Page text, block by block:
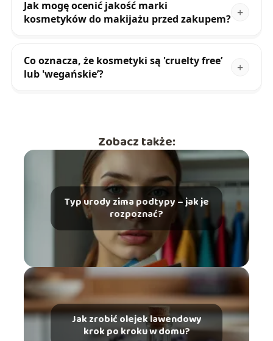
Jak mogę ocenić jakość marki
kosmetyków do makijażu przed zakupem?
Co oznacza, że kosmetyki są 'cruelty free’
lub 'wegańskie’?
Zobacz także:
Typ urody zima podtypy – jak je
rozpoznać?
Jak zrobić olejek lawendowy
krok po kroku w domu?